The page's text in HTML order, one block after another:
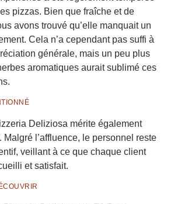
pizzas. Bien que fraîche et de
avons trouvé qu’elle manquait un
Cela n’a cependant pas suffi à
générale, mais un peu plus
aromatiques aurait sublimé ces
Deliziosa mérite également
Malgré l’affluence, le personnel reste
veillant à ce que chaque client
et satisfait.